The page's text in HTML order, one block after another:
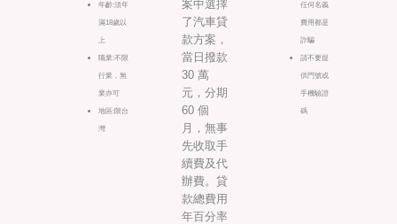
年齡:須年
滿18歲以
上
職業:不限
行業，無
業亦可
地區:限台
灣
案中選擇
了汽車貸
款方案，
當日撥款
30 萬
元，分期
60 個
月，無事
先收取手
續費及代
辦費。貸
款總費用
年百分率
任何名義
費用都是
詐騙
請不要提
供門號或
手機驗證
碼